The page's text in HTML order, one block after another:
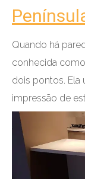
Quando há
conhecida
dois pontos. Ela
impressão de